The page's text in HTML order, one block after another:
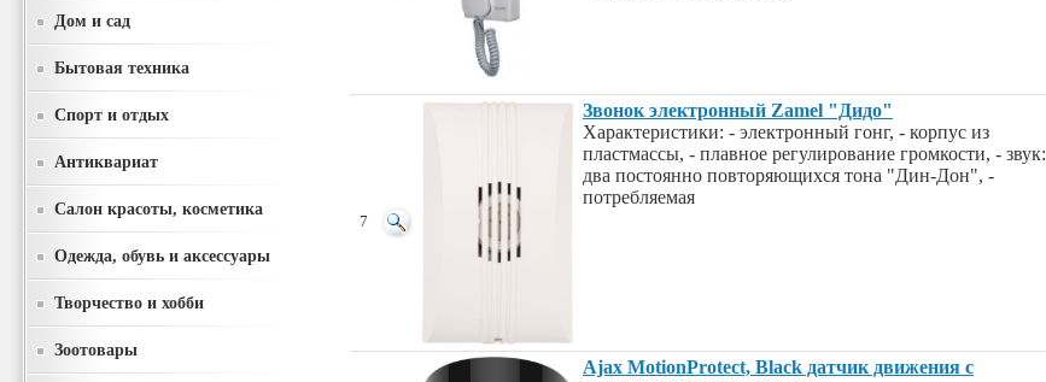
Дом и сад
Бытовая техника
Спорт и отдых
Антиквариат
Салон красоты, косметика
Одежда, обувь и аксессуары
Творчество и хобби
Зоотовары
7
Звонок электронный Zamel "Дидо"
Характеристики: - электронный гонг, - корпус из
пластмассы, - плавное регулирование громкости, - звук:
два постоянно повторяющихся тона "Дин-Дон", -
потребляемая
Ajax MotionProtect, Black датчик движения с